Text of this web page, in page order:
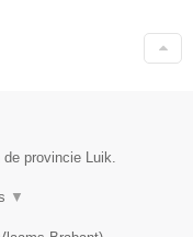
provincie Luik.
▼